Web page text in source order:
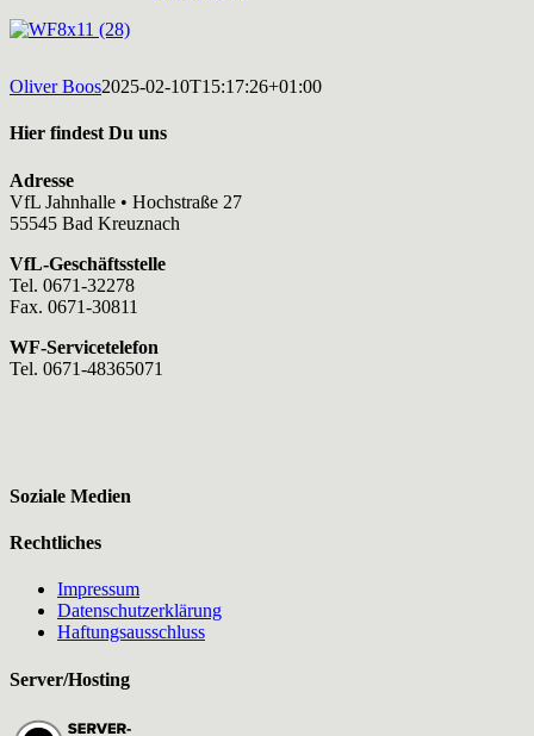
Oliver Boos2025-02-10T15:17:26+01:00
Hier findest Du uns
Adresse
VfL Jahnhalle • Hochstraße 27
55545 Bad Kreuznach
VfL-Geschäftsstelle
Tel. 0671-32278
Fax. 0671-30811
WF-Servicetelefon
Tel. 0671-48365071
Soziale Medien
Rechtliches
Impressum
Datenschutzerklärung
Haftungsausschluss
Server/Hosting